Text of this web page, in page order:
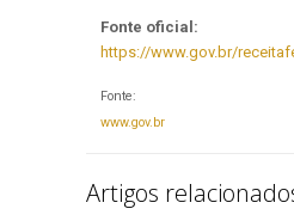
Fonte oficial:
https://www.gov.br/
Fonte:
www.gov.br
Artigos